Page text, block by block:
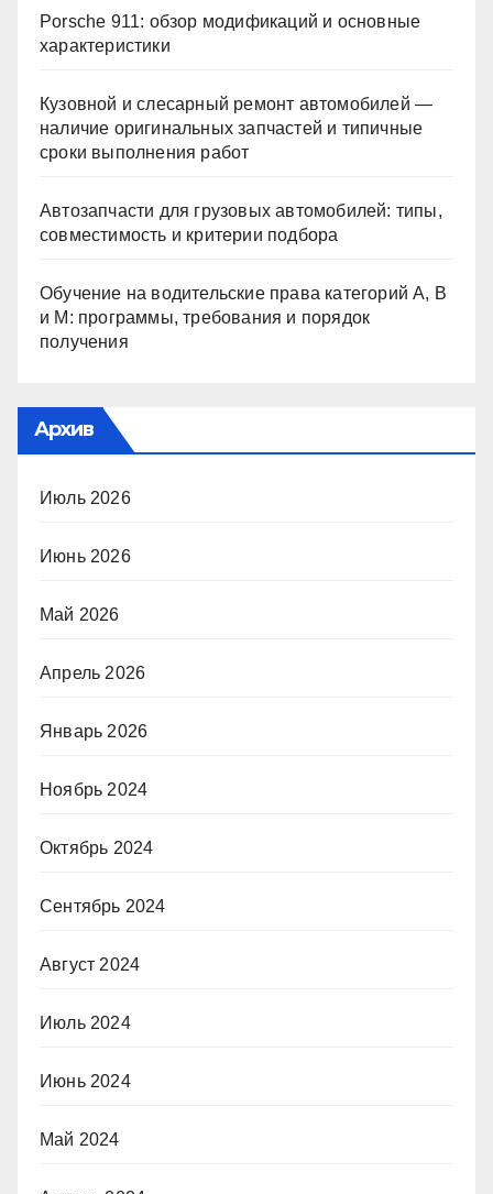
Porsche 911: обзор модификаций и основные
характеристики
Кузовной и слесарный ремонт автомобилей —
наличие оригинальных запчастей и типичные
сроки выполнения работ
Автозапчасти для грузовых автомобилей: типы,
совместимость и критерии подбора
Обучение на водительские права категорий A, B
и M: программы, требования и порядок
получения
Архив
Июль 2026
Июнь 2026
Май 2026
Апрель 2026
Январь 2026
Ноябрь 2024
Октябрь 2024
Сентябрь 2024
Август 2024
Июль 2024
Июнь 2024
Май 2024